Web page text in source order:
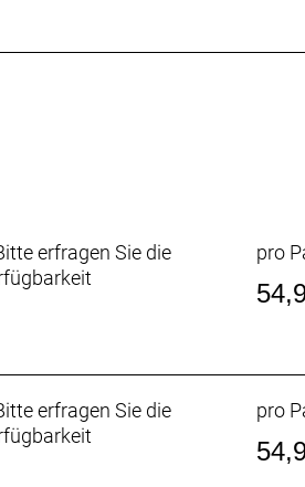
erfragen Sie die
pro
erfragen Sie die
pro